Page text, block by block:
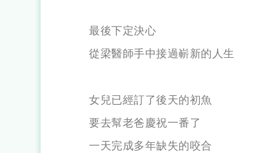
最後下定決心
從梁醫師手中接過嶄新的人生
女兒已經訂了後天的初魚
要去幫老爸慶祝一番了
一天完成多年缺失的咬合